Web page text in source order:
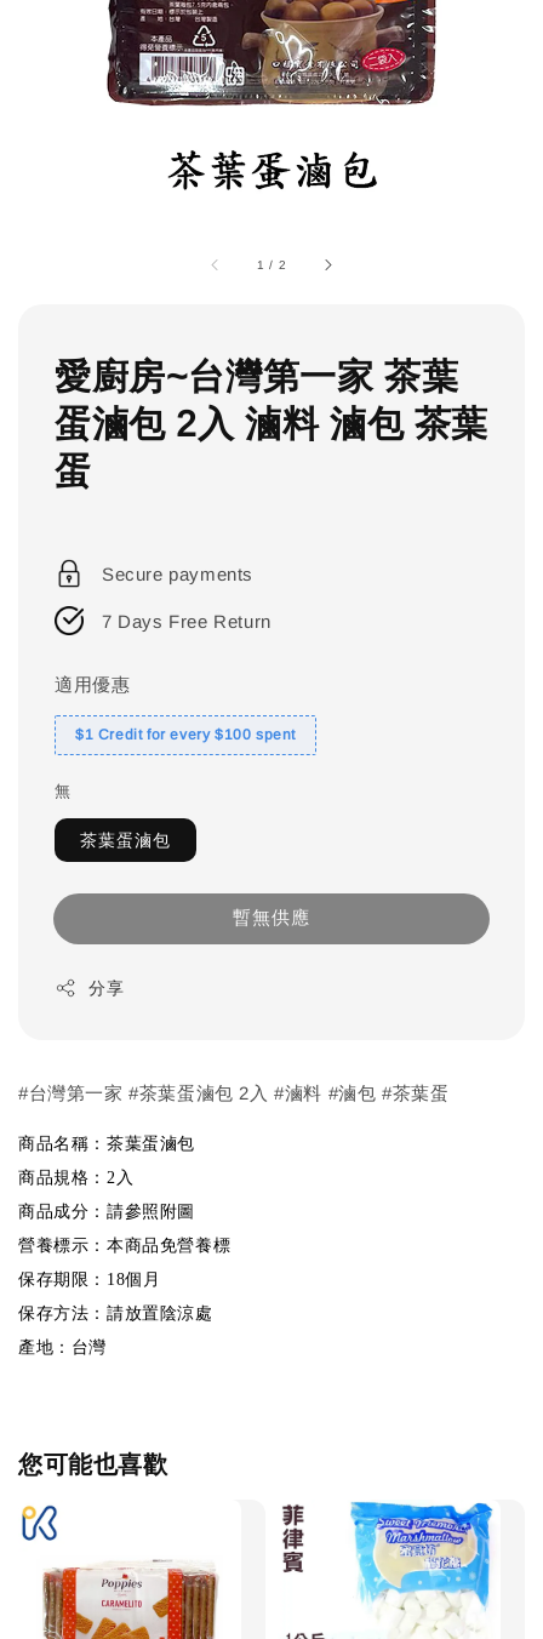
1 / 2
愛廚房~台灣第一家 茶葉
蛋滷包 2入 滷料 滷包 茶葉
蛋
Secure payments
7 Days Free Return
適用優惠
$1 Credit for every $100 spent
無
茶葉蛋滷包
暫無供應
分享
#台灣第一家 #茶葉蛋滷包 2入 #滷料 #滷包 #茶葉蛋
商品名稱：茶葉蛋滷包
商品規格：2入
商品成分：請參照附圖
營養標示：本商品免營養標
保存期限：18個月
保存方法：請放置陰涼處
產地：台灣
您可能也喜歡